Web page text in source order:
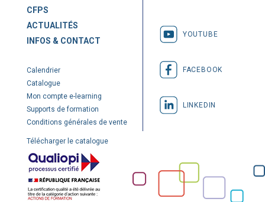
CFPS
ACTUALITÉS
INFOS & CONTACT
Calendrier
Catalogue
Mon compte e-learning
Supports de formation
Conditions générales de vente
Télécharger le catalogue
YOUTUBE
FACEBOOK
LINKEDIN